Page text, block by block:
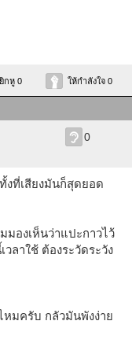
กหู 0 ให้กำลังใจ 0
0
งที่เสียงมันก็สุดยอด
องเห็นว่าแปะกาวไว้
ลาใช้ ต้องระวัดระวัง
หมครับ กลัวมันพังง่าย